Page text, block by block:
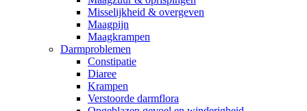
Misselijkheid & overgeven
Maagpijn
Maagkrampen
Darmproblemen
Constipatie
Diaree
Krampen
Verstoorde darmflora